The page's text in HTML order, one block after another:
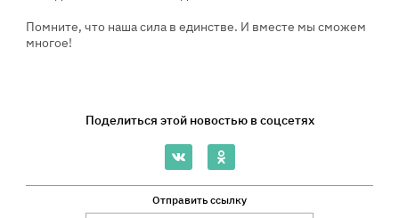
Помните, что наша сила в единстве. И вместе мы сможем
многое!
Поделиться этой новостью в соцсетях
Отправить ссылку